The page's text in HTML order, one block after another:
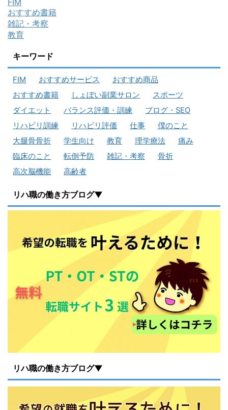
FIM
おすすめ書籍
雑記・考察
教育
キーワード
FIM おすすめサービス
おすすめ商品
おすすめ書籍
しょぼい副業サロン
スポーツ
ダイエット
バランス評価・訓練
ブログ・SEO
リハビリ訓練
リハビリ評価 仕事
僕のこと
大腿骨骨折
学生向け 教育 理学療法
痛み
臨床のこと
転倒予防 雑記・考察
骨折
高次脳機能
高齢者
リハ職の働き方ブログ▼
リハ職の働き方ブログ▼